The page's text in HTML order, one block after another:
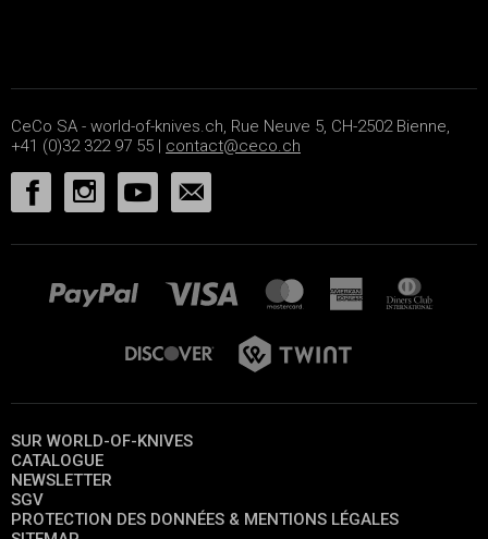
CeCo SA - world-of-knives.ch, Rue Neuve 5, CH-2502 Bienne,
+41 (0)32 322 97 55 | contact@ceco.ch
SUR WORLD-OF-KNIVES
CATALOGUE
NEWSLETTER
SGV
PROTECTION DES DONNÉES & MENTIONS LÉGALES